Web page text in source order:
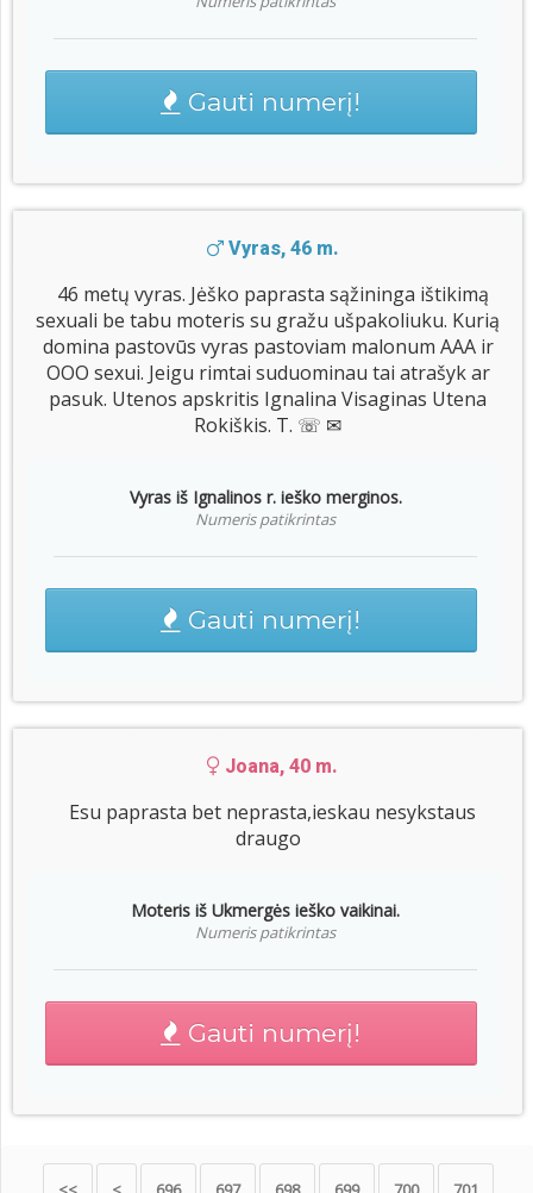
Gauti numerį!
Vyras, 46 m.
46 metų vyras. Jėško paprasta sąžininga ištikimą
sexuali be tabu moteris su gražu ušpakoliuku. Kurią
domina pastovūs vyras pastoviam malonum AAA ir
OOO sexui. Jeigu rimtai suduominau tai atrašyk ar
pasuk. Utenos apskritis Ignalina Visaginas Utena
Rokiškis. T. ☏ ✉
Vyras iš Ignalinos r. ieško merginos.
Numeris patikrintas
Gauti numerį!
Joana, 40 m.
Esu paprasta bet neprasta,ieskau nesykstaus
draugo
Moteris iš Ukmergės ieško vaikinai.
Numeris patikrintas
Gauti numerį!